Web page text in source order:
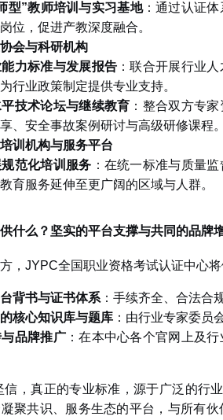
型”教师培训与实习基地：通过认证
位，促进产教深度融合。
会与科研机构
力标准与发展报告 ：联合开展行业
行业政策制定提供专业支持。
技术论坛与继续教育 ：整合双方专
、安全事故案例研讨与高级研修课程。
训机构与服务平台
范化培训服务 ：在统一标准与质量
育服务延伸至更广阔的区域与人群。
什么？坚实的平台支撑与共同的品牌
， JYPC全国职业资格考试认证中心将
背书与证书体系 ：手续齐全、合法合
核心知识库与题库 ：由行业专家委员
品牌推广：在本中心各个官网上及
信，真正的专业标准，源于广泛的行
聚共识、服务生态的平台，与所有